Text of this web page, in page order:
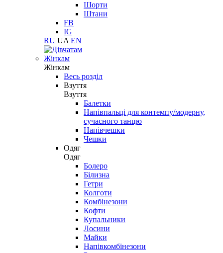
Шорти
Штани
FB
IG
RU UA EN
Жінкам
Жінкам
Весь розділ
Взуття
Взуття
Балетки
Напівпальці для контемпу/модерну,
сучасного танцю
Напівчешки
Чешки
Одяг
Одяг
Болеро
Білизна
Гетри
Колготи
Комбінезони
Кофти
Купальники
Лосини
Майки
Напівкомбінезони